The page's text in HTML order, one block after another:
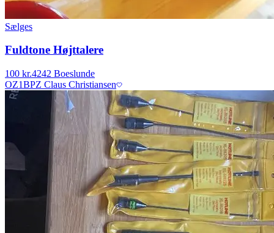
Sælges
Fuldtone Højttalere
100 kr.4242 Boeslunde
OZ1BPZ Claus Christiansen